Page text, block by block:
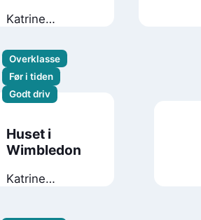
Katrine
Overklasse
Før i tiden
Godt driv
Huset i
Wimbledon
Katrine